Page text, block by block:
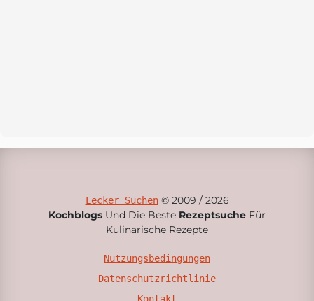
Lecker Suchen© 2009 / 2026
Kochblogs Und Die Beste Rezeptsuche Für
Kulinarische Rezepte
Nutzungsbedingungen
Datenschutzrichtlinie